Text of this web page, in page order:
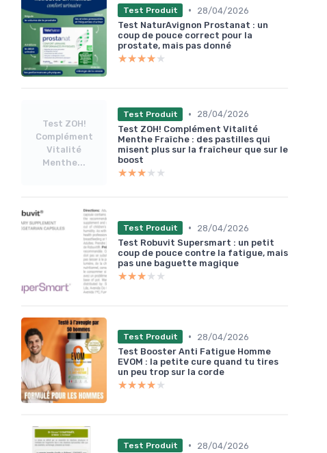
Test Produit •
28/04/2026
Test NaturAvignon Prostanat : un
coup de pouce correct pour la
prostate, mais pas donné
★★★★★
★★★★★
Test ZOH!
Complément
Vitalité
Menthe...
Test Produit •
28/04/2026
Test ZOH! Complément Vitalité
Menthe Fraîche : des pastilles qui
misent plus sur la fraîcheur que sur le
boost
★★★★★
★★★★★
Test Produit •
28/04/2026
Test Robuvit Supersmart : un petit
coup de pouce contre la fatigue, mais
pas une baguette magique
★★★★★
★★★★★
Test Produit •
28/04/2026
Test Booster Anti Fatigue Homme
EVOM : la petite cure quand tu tires
un peu trop sur la corde
★★★★★
★★★★★
Test Produit •
28/04/2026